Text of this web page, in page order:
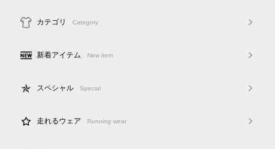
カテゴリ Category
新着アイテム New item
スペシャル Special
走れるウェア Running wear